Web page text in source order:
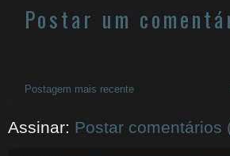
Postar um
Postagem mais recente
Assinar: Postar comentários